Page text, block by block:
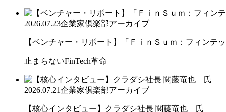
2026.07.23企業家倶楽部アーカイブ
【ベンチャー・リポート】「ＦｉｎＳｕｍ：フィンテ
止まらないFinTech革命
2026.07.21企業家倶楽部アーカイブ
【核心インタビュー】クラダシ社長 関藤竜也 氏